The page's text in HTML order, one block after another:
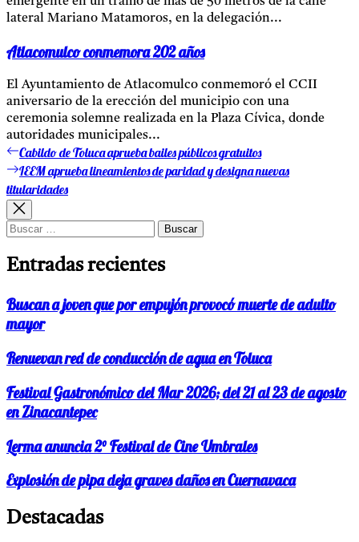
lateral Mariano Matamoros, en la delegación...
Atlacomulco conmemora 202 años
El Ayuntamiento de Atlacomulco conmemoró el CCII
aniversario de la erección del municipio con una
ceremonia solemne realizada en la Plaza Cívica, donde
autoridades municipales...
Navegación
de
entradas
Entrada
anterior:
Cabildo de Toluca aprueba bailes públicos gratuitos
Entrada
siguiente:
IEEM aprueba lineamientos de paridad y designa nuevas
titularidades
Buscar:
Entradas recientes
Buscan a joven que por empujón provocó muerte de adulto
mayor
Renuevan red de conducción de agua en Toluca
Festival Gastronómico del Mar 2026; del 21 al 23 de agosto
en Zinacantepec
Lerma anuncia 2° Festival de Cine Umbrales
Explosión de pipa deja graves daños en Cuernavaca
Destacadas